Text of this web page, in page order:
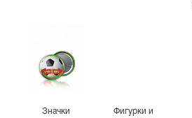
Значки
Фигурки и